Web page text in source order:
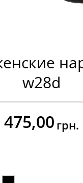
w28d
475,00 грн.